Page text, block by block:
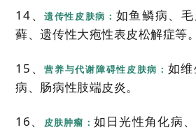
14、遗传性皮肤病： 如鱼鳞病、
藓、遗传性大疱性表皮松解症等。
15、营养与代谢障碍性皮肤病： 如
病、肠病性肢端皮炎。
16、 皮肤肿瘤： 如日光性角化病